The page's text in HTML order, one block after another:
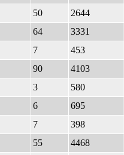
50 2644
64 3331
7 453
90 4103
3 580
6 695
7 398
55 4468